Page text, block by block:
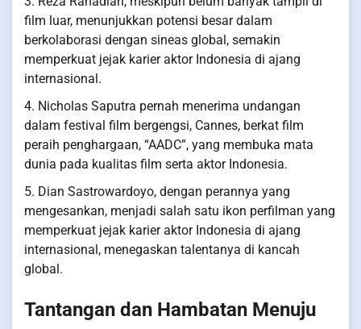
film luar, menunjukkan potensi besar dalam
berkolaborasi dengan sineas global, semakin
memperkuat jejak karier aktor Indonesia di ajang
internasional.
4. Nicholas Saputra pernah menerima undangan
dalam festival film bergengsi, Cannes, berkat film
peraih penghargaan, “AADC”, yang membuka mata
dunia pada kualitas film serta aktor Indonesia.
5. Dian Sastrowardoyo, dengan perannya yang
mengesankan, menjadi salah satu ikon perfilman yang
memperkuat jejak karier aktor Indonesia di ajang
internasional, menegaskan talentanya di kancah
global.
Tantangan dan Hambatan Menuju